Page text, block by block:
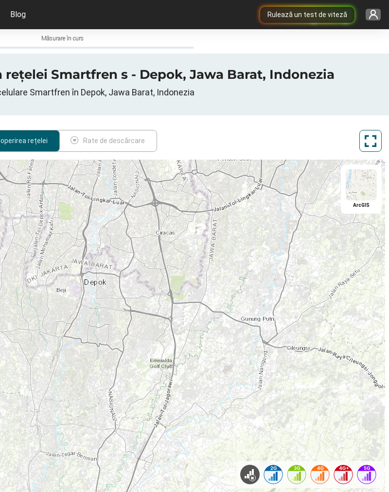
Rulează un test de viteză
Blog
Măsurare în curs
rețelei Smartfren s - Depok, Jawa Barat, Indonezia
Smartfren în Depok, Jawa Barat, Indonezia
rețelei Rate de descărcare
ArcGIS